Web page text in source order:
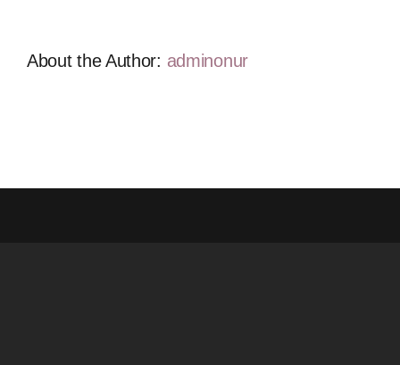
About the Author: adminonur